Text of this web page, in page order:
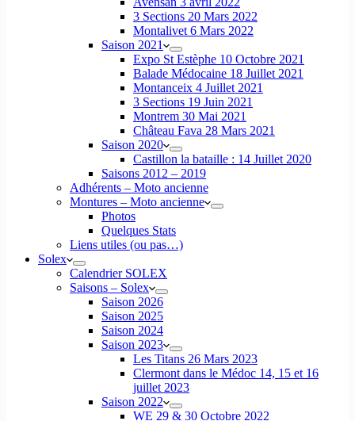
3 Sections 20 Mars 2022
Montalivet 6 Mars 2022
Saison 2021
Expo St Estèphe 10 Octobre 2021
Balade Médocaine 18 Juillet 2021
Montanceix 4 Juillet 2021
3 Sections 19 Juin 2021
Montrem 30 Mai 2021
Château Fava 28 Mars 2021
Saison 2020
Castillon la bataille : 14 Juillet 2020
Saisons 2012 – 2019
Adhérents – Moto ancienne
Montures – Moto ancienne
Photos
Quelques Stats
Liens utiles (ou pas…)
Solex
Calendrier SOLEX
Saisons – Solex
Saison 2026
Saison 2025
Saison 2024
Saison 2023
Les Titans 26 Mars 2023
Clermont dans le Médoc 14, 15 et 16
juillet 2023
Saison 2022
WE 29 & 30 Octobre 2022